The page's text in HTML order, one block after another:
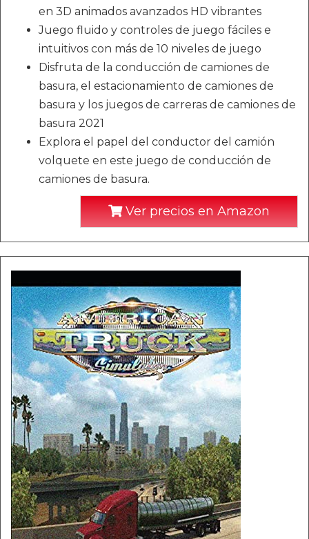
en 3D animados avanzados HD vibrantes
Juego fluido y controles de juego fáciles e
intuitivos con más de 10 niveles de juego
Disfruta de la conducción de camiones de
basura, el estacionamiento de camiones de
basura y los juegos de carreras de camiones de
basura 2021
Explora el papel del conductor del camión
volquete en este juego de conducción de
camiones de basura.
Ver precios en Amazon